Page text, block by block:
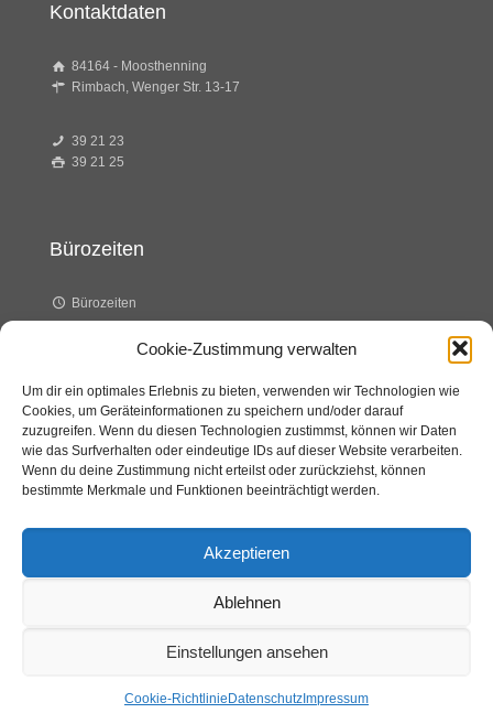
Cookie-Zustimmung verwalten
Um dir ein optimales Erlebnis zu bieten, verwenden wir Technologien wie
Cookies, um Geräteinformationen zu speichern und/oder darauf
zuzugreifen. Wenn du diesen Technologien zustimmst, können wir Daten
wie das Surfverhalten oder eindeutige IDs auf dieser Website verarbeiten.
Wenn du deine Zustimmung nicht erteilst oder zurückziehst, können
bestimmte Merkmale und Funktionen beeinträchtigt werden.
Akzeptieren
Ablehnen
Einstellungen ansehen
Cookie-Richtlinie Datenschutz Impressum
Kontaktdaten
84164 - Moosthenning
Rimbach, Wenger Str. 13-17
39 21 23
39 21 25
Bürozeiten
Bürozeiten
Dienstag 8.00 – 14.00 Uhr
Donnerstag 8.00 – 12.00 Uhr
-Datenschutz